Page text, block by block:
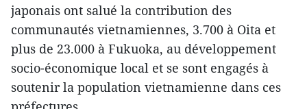
japonais ont salué la contribution des
communautés vietnamiennes, 3.700 à Oita et
plus de 23.000 à Fukuoka, au développement
socio-économique local et se sont engagés à
soutenir la population vietnamienne dans ces